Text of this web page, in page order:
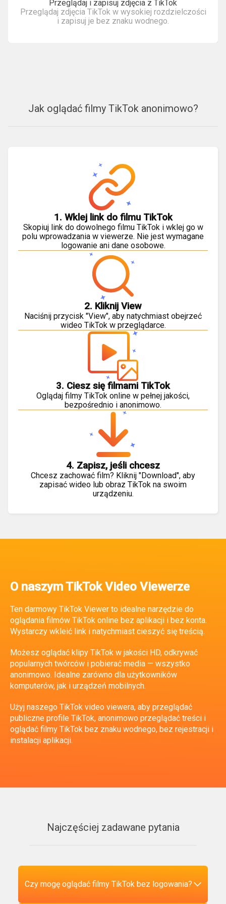
Przeglądaj i zapisuj zdjęcia z TikTok
Przeglądaj zdjęcia TikTok w wysokiej rozdzielczości
i zapisuj je bez znaku wodnego.
Jak oglądać filmy TikTok anonimowo?
1. Wklej link do filmu TikTok
Skopiuj link do dowolnego filmu TikTok i wklej go w
polu wprowadzania w viewerze. Nie jest wymagane
logowanie ani dane osobowe.
2. Kliknij View
Naciśnij przycisk "View", aby natychmiast obejrzeć
wideo TikTok w przeglądarce.
3. Ciesz się filmami TikTok
Oglądaj filmy TikTok online w pełnej jakości,
bezpośrednio i anonimowo.
4. Zapisz, jeśli chcesz
Chcesz zachować film? Kliknij "Download", aby
zapisać wideo lub obraz TikTok na swoim
urządzeniu.
O naszym TikTok Video Viewerze
Ten darmowy TikTok Viewer to idealne narzędzie do
oglądania filmów TikTok online bez aplikacji i bez konta.
Wystarczy wkleić link i natychmiast cieszyć się treścią.
Możesz oglądać klipy TikTok w jakości HD, odkrywać
popularnych twórców i pobierać media — wszystko
anonimowo. Idealne zarówno dla użytkowników
komputerów, jak i urządzeń mobilnych.
Użyj naszego TikTok video viewera, aby przeglądać
publiczne profile TikTok, anonimowo przeglądać treści i
oglądać filmy TikTok bez znaku wodnego, bez rejestracji i
instalacji aplikacji.
Najczęściej zadawane pytania
Czy mogę oglądać filmy TikTok bez logowania?